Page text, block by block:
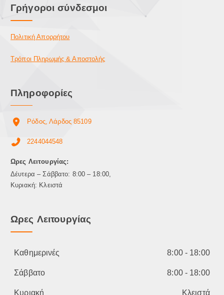
Γρήγοροι σύνδεσμοι
Πολιτική Απορρήτου
Τρόποι Πληρωμής & Αποστολής
Πληροφορίες
Ρόδος, Λάρδος 85109
2244044548
Ωρες Λειτουργίας:
Δέυτερα – Σάββατο: 8:00 – 18:00,
Κυριακή: Κλειστά
Ωρες Λειτουργίας
Καθημερινές 8:00 - 18:00
Σάββατο 8:00 - 18:00
Κυριακή Κλειστά